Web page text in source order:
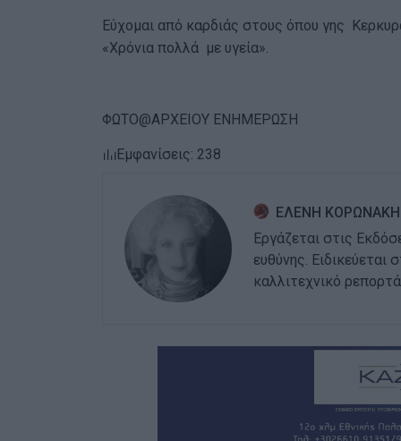
Εύχομαι από καρδιάς στους όπου γης
«Χρόνια πολλά με υγεία».
ΦΩΤΟ@ΑΡΧΕΙΟΥ ΕΝΗΜΕΡΩΣΗ
Εμφανίσεις: 238
ΕΛΕΝΗ ΚΟΡΩΝΑΚΗ
Εργάζεται στις
ευθύνης. Ειδικεύεται
καλλιτεχνικό